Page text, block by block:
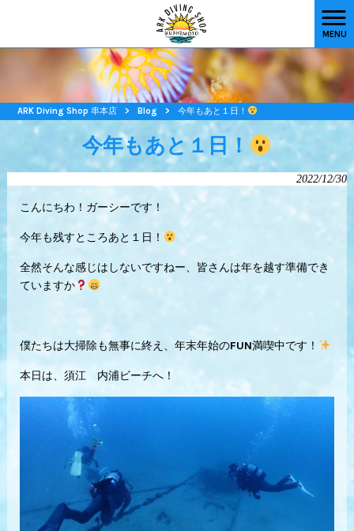
MENU
ARK Diving Shop 串本店 > Blog > 今年もあと１日！
今年もあと１日！
2022/12/30
こんにちわ！ガーシーです！
今年も残すところあと１日！
全然そんな感じはしないですねー、皆さんは年を越す準備でき
ていますか
僕たちは大掃除も無事に終え、年末年始のFUN満喫中です！
本日は、須江 内浦ビーチへ！